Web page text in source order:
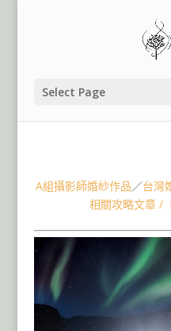
Select Page
A組攝影師婚紗作品／台灣
相關攻略文章 /